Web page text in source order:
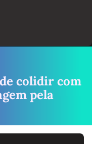
colidir com
pela